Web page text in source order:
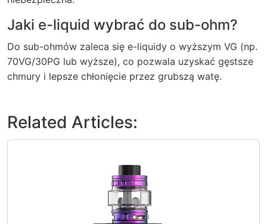
Jaki e-liquid wybrać do sub-ohm?
Do sub-ohmów zaleca się e-liquidy o wyższym VG (np.
70VG/30PG lub wyższe), co pozwala uzyskać gęstsze
chmury i lepsze chłonięcie przez grubszą watę.
Related Articles: